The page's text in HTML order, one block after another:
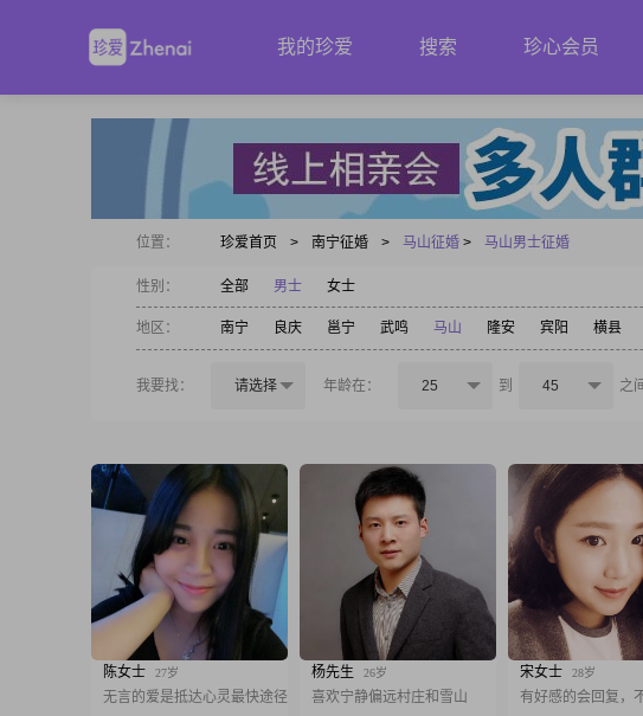
我的珍爱 搜索 珍心会员
位置： 珍爱首页 > 南宁征婚 > 马山征婚 > 马山男士征婚
性别： 全部 男士 女士
地区： 南宁 良庆 邕宁 武鸣 马山 隆安 宾阳 横县
我要找： 请选择 年龄在： 25 到 45 之间
陈女士 27岁
无言的爱是抵达心灵最快途径
杨先生 26岁
喜欢宁静偏远村庄和雪山
宋女士 28岁
有好感的会回复，